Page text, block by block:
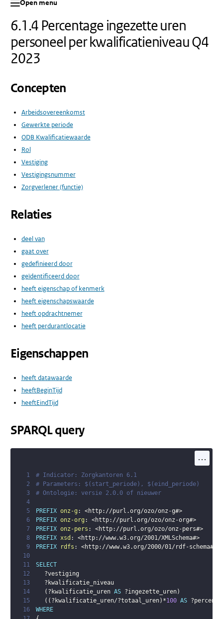
Open menu
6.1.4 Percentage ingezette uren
personeel per kwalificatieniveau Q4
2023
Concepten
Arbeidsovereenkomst
Gewerkte periode
ODB Kwalificatiewaarde
Rol
Vestiging
Vestigingsnummer
Zorgverlener (functie)
Relaties
deel van
gaat over
gedefinieerd door
geïdentificeerd door
heeft eigenschap of kenmerk
heeft eigenschapswaarde
heeft opdrachtnemer
heeft perdurantlocatie
Eigenschappen
heeft datawaarde
heeftBeginTijd
heeftEindTijd
SPARQL query
...
1
# Indicator: Zorgkantoren 6.1
2
# Parameters: $(start_periode), $(eind_periode)
3
# Ontologie: versie 2.0.0 of nieuwer
4
5
PREFIX onz-g : <http://purl.org/ozo/onz-g#>
6
PREFIX onz-org : <http://purl.org/ozo/onz-org#>
7
PREFIX onz-pers : <http://purl.org/ozo/onz-pers#>
8
PREFIX xsd : <http://www.w3.org/2001/XMLSchema#>
9
PREFIX rdfs : <http://www.w3.org/2000/01/rdf-schema#
10
11
SELECT
12
?vestiging
13
?kwalificatie_niveau
14
( ?kwalificatie_uren AS ?ingezette_uren)
15
( ( ?kwalificatie_uren/?totaal_uren) *100 AS
16
WHERE